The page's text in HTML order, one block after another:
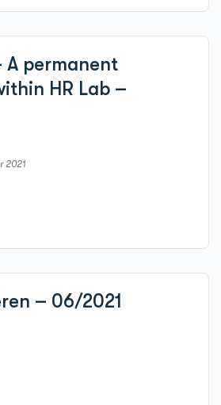
A permanent
HR Lab –
2021
– 06/2021